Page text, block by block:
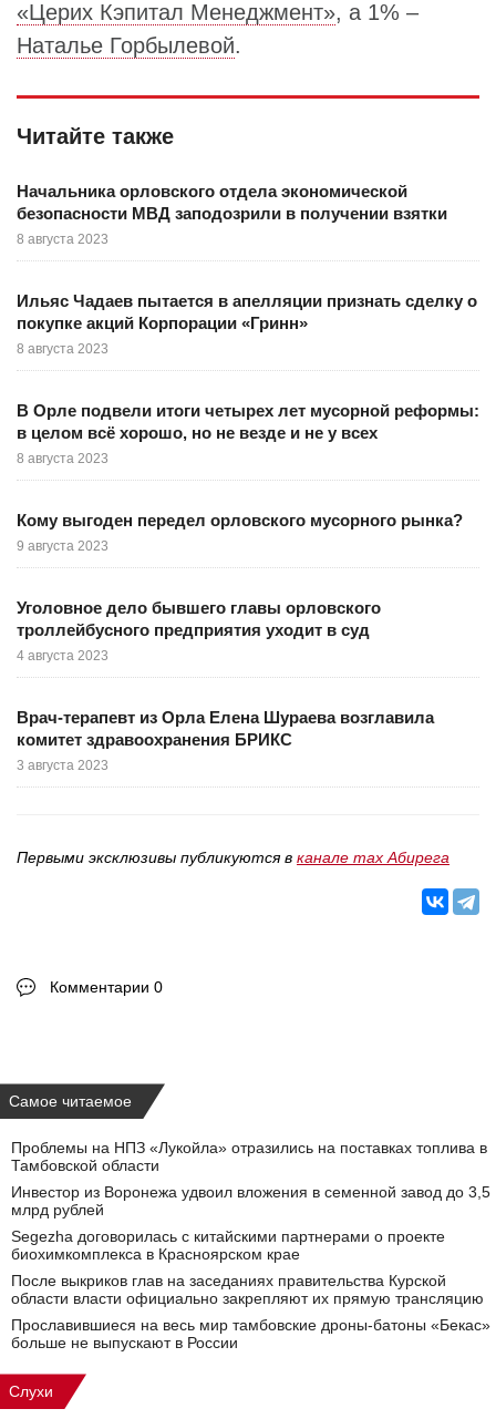
«Церих Кэпитал Менеджмент», а 1% –
Наталье Горбылевой.
Читайте также
Начальника орловского отдела экономической
безопасности МВД заподозрили в получении взятки
8 августа 2023
Ильяс Чадаев пытается в апелляции признать сделку о
покупке акций Корпорации «Гринн»
8 августа 2023
В Орле подвели итоги четырех лет мусорной реформы:
в целом всё хорошо, но не везде и не у всех
8 августа 2023
Кому выгоден передел орловского мусорного рынка?
9 августа 2023
Уголовное дело бывшего главы орловского
троллейбусного предприятия уходит в суд
4 августа 2023
Врач-терапевт из Орла Елена Шураева возглавила
комитет здравоохранения БРИКС
3 августа 2023
Первыми эксклюзивы публикуются в канале max Абирега
Комментарии 0
Самое читаемое
Проблемы на НПЗ «Лукойла» отразились на поставках топлива в
Тамбовской области
Инвестор из Воронежа удвоил вложения в семенной завод до 3,5
млрд рублей
Segezha договорилась с китайскими партнерами о проекте
биохимкомплекса в Красноярском крае
После выкриков глав на заседаниях правительства Курской
области власти официально закрепляют их прямую трансляцию
Прославившиеся на весь мир тамбовские дроны-батоны «Бекас»
больше не выпускают в России
Слухи